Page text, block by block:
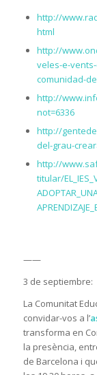
http://
html
http://
veles-e-
comunidad-de
http://
not=6336
http://
del-grau-
http://
titular/
——
3 de septiembre:
La Comunitat
convidar-vos a l’
transforma en
la presència,
de Barcelona i